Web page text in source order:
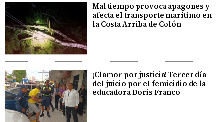
Mal tiempo provoca apagones y
afecta el transporte marítimo en
la Costa Arriba de Colón
¡Clamor por justicia! Tercer día
del juicio por el femicidio de la
educadora Doris Franco